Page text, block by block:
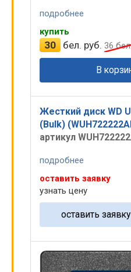
подробнее
купить
30 бел. руб. 36
В
Жесткий диск WD
(Bulk)
артикул
подробнее
оставить заявку
узнать цену
оставить заявку